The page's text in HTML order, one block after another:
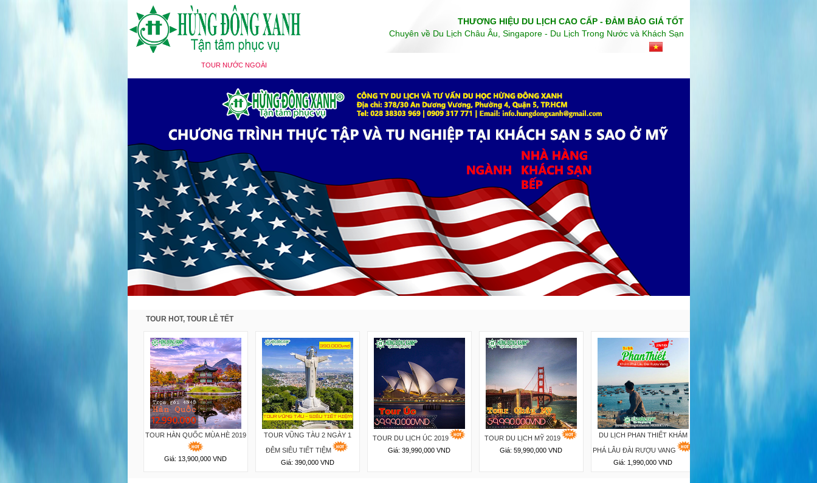
THƯƠNG HIỆU DU LỊCH CAO CẤP - ĐẢM BẢO GIÁ TỐT
Chuyên về Du Lịch Châu Âu, Singapore - Du Lịch Trong Nước và Khách Sạn
TOUR NƯỚC NGOÀI
TOUR HOT, TOUR LỄ TẾT
TOUR HÀN QUỐC MÙA HÈ 2019
Giá: 13,900,000 VND
TOUR VŨNG TÀU 2 NGÀY 1
ĐÊM SIÊU TIẾT TIỆM
Giá: 390,000 VND
TOUR DU LỊCH ÚC 2019
Giá: 39,990,000 VND
TOUR DU LỊCH MỸ 2019
Giá: 59,990,000 VND
DU LỊCH PHAN THIẾT KHÁM
PHÁ LÂU ĐÀI RƯỢU VANG
Giá: 1,990,000 VND